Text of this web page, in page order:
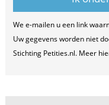
We e-mailen u een link
Uw gegevens worden niet
Stichting Petities.nl. Meer